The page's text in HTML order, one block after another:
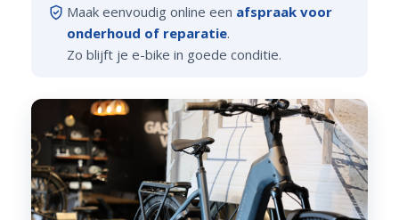
Maak eenvoudig online een afspraak voor
onderhoud of reparatie.
Zo blijft je e-bike in goede conditie.